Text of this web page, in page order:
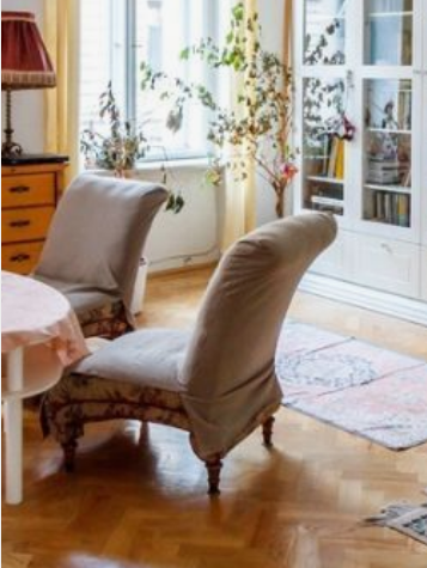
(+6%).
Хорошую динамику показывает и рынок труда. Это
с развитием отечественных производств: компании
наращивают объемы выпуска, открывают новые
и нуждаются в квалифицированных кадрах. Спрос
на специалистов мебельного производства растет
занимаются раскроем материалов, обработкой
сборкой и отделкой готовых изделий на мебельных
производствах.
Самые высокие средние зарплатные предложения
для таких специалистов зафиксированы в
работодатели предлагают таким сотрудникам в
147 500 рублей в месяц.На втором месте оказался
Петербург, где средний предлагаемый доход
составил 107 628 рублей в месяц. Тройку лидеров
замыкает Московская область со средним
предложением 106 016 рублей в месяц. В регионе
сосредоточено большое количество мебельных
производств, складских комплексов и
центров, что поддерживает высокий спрос на
отрасли.
В число регионов-лидеров также вошли:
мебельщикам предлагали в среднем 101 400
в месяц, и Ростовская область, со средним
предложением 93 158 рублей в месяц.